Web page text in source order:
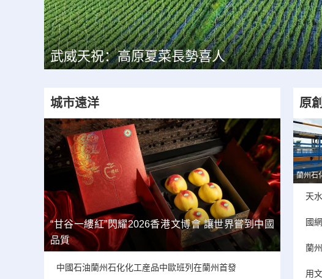
天水秦安果韻：“北京七號”水蜜桃上市啦
城市遠洋
“甘谷一縷紅”閃耀2026香港文博會 讓世界嘗到中國
品質
中國石油蘭州石化化工産品中歐班列在蘭州首發
原創
蘭州石
天
國
蘭
用